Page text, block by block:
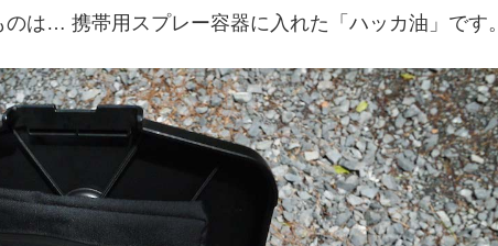
は… 携帯用スプレー容器に入れた「ハッカ油」です。